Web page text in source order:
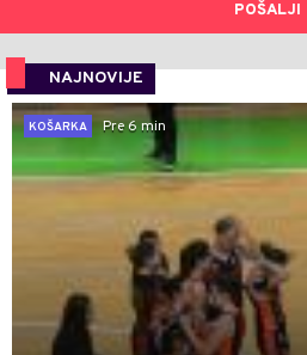
POŠALJI
NAJNOVIJE
KOŠARKA
Pre 6 min